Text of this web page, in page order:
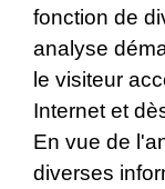
fonction de
analyse
le visiteur
Internet et
En vue de
diverses